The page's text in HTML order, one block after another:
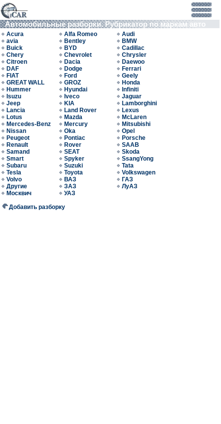
Автомобильные разборки. Рубрикатор по маркам авто
Acura Alfa Romeo
Audi
avia
Bentley
BMW
Buick
BYD
Cadillac
Chery
Chevrolet
Chrysler
Citroen
Dacia
Daewoo
DAF
Dodge
Ferrari
FIAT
Ford
Geely
GREAT WALL
GROZ
Honda
Hummer
Hyundai
Infiniti
Isuzu
Iveco
Jaguar
Jeep
KIA
Lamborghini
Lancia
Land Rover
Lexus
Lotus
Mazda
McLaren
Mercedes-Benz
Mercury
Mitsubishi
Nissan
Oka
Opel
Peugeot
Pontiac
Porsche
Renault
Rover
SAAB
Samand
SEAT
Skoda
Smart
Spyker
SsangYong
Subaru
Suzuki
Tata
Tesla
Toyota
Volkswagen
Volvo
ВАЗ
ГАЗ
Другие
ЗАЗ
ЛуАЗ
Москвич
УАЗ
Добавить разборку